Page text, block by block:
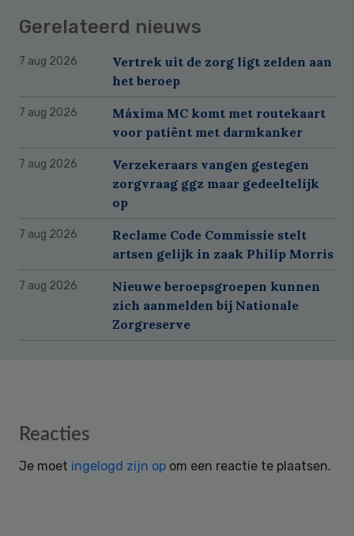
Gerelateerd nieuws
7 aug 2026
Vertrek uit de zorg ligt zelden aan
het beroep
7 aug 2026
Máxima MC komt met routekaart
voor patiënt met darmkanker
7 aug 2026
Verzekeraars vangen gestegen
zorgvraag ggz maar gedeeltelijk
op
7 aug 2026
Reclame Code Commissie stelt
artsen gelijk in zaak Philip Morris
7 aug 2026
Nieuwe beroepsgroepen kunnen
zich aanmelden bij Nationale
Zorgreserve
Reader
Reacties
Je moet ingelogd zijn op om een reactie te plaatsen.